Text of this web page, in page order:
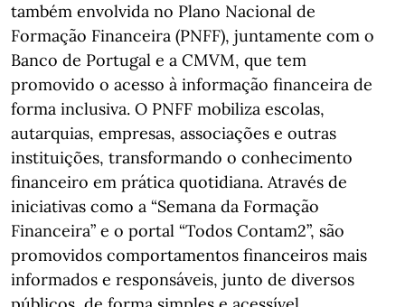
também envolvida no Plano Nacional de
Formação Financeira (PNFF), juntamente com o
Banco de Portugal e a CMVM, que tem
promovido o acesso à informação financeira de
forma inclusiva. O PNFF mobiliza escolas,
autarquias, empresas, associações e outras
instituições, transformando o conhecimento
financeiro em prática quotidiana. Através de
iniciativas como a “Semana da Formação
Financeira” e o portal “Todos Contam2”, são
promovidos comportamentos financeiros mais
informados e responsáveis, junto de diversos